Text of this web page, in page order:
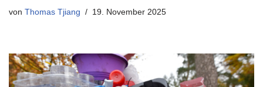
von Thomas Tjiang 19. November 2025